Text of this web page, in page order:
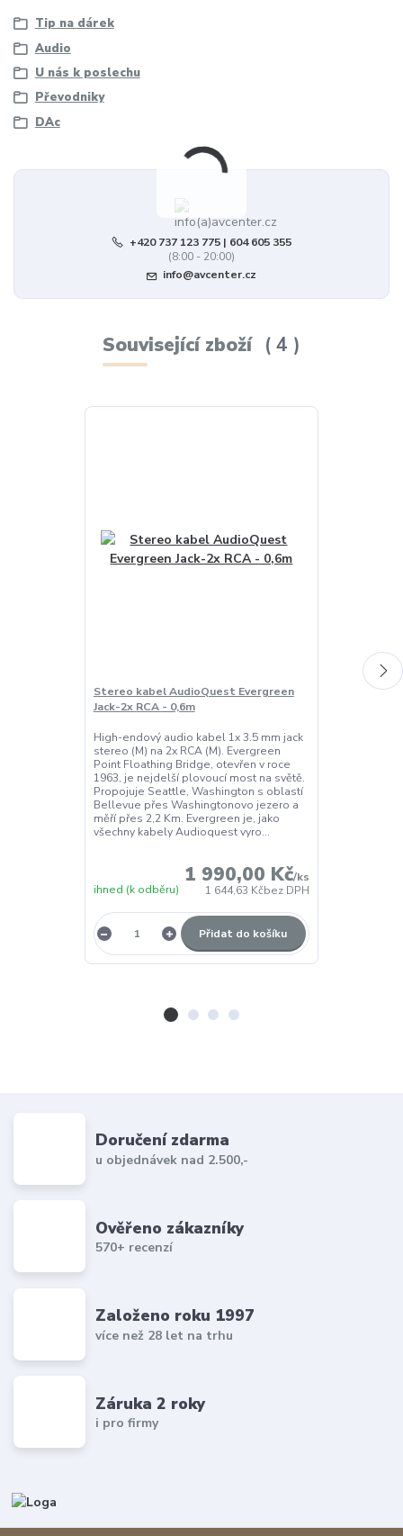
Tip na dárek
Audio
U nás k poslechu
Převodniky
DAc
+420 737 123 775 | 604 605 355
(8:00 - 20:00)
info@avcenter.cz
Související zboží 4
Stereo kabel AudioQuest Evergreen
Jack-2x RCA - 0,6m
High-endový audio kabel 1x 3.5 mm jack
stereo (M) na 2x RCA (M). Evergreen
Point Floathing Bridge, otevřen v roce
1963, je nejdelší plovoucí most na světě.
Propojuje Seattle, Washington s oblastí
Bellevue přes Washingtonovo jezero a
měří přes 2,2 Km. Evergreen je, jako
všechny kabely Audioquest vyro...
1 990,00 Kč/ks
1 644,63 Kčbez DPH
ihned (k odběru)
Přidat do košíku
Stereo
Doručení zdarma
u objednávek nad 2.500,-
Ověřeno zákazníky
570+ recenzí
Založeno roku 1997
více než 28 let na trhu
Záruka 2 roky
i pro firmy